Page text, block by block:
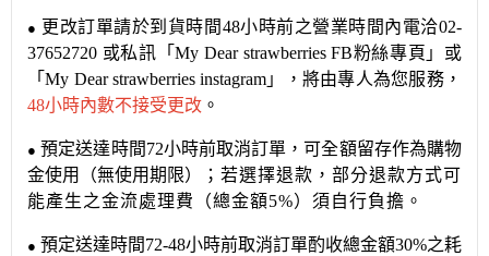
● 更改訂單請於到貨時間48小時前之營業時間內電洽02-
37652720 或私訊 「My Dear strawberries FB粉絲專頁」或
「My Dear strawberries instagram 」，將由專人為您服務，
48小時內數不接受更改 。
● 預定送達時間72小時前取消訂單，可全額留存作為購物
金使用（無使用期限）
；若選擇退款，部分退款方式可
能產生之金流處理費（總金額5%）須自行負擔。
● 預定送達時間72-48小時前取消訂單酌收總金額30%之耗